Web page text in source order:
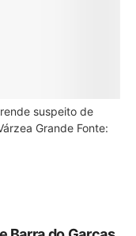
suspeito de
Grande Fonte: